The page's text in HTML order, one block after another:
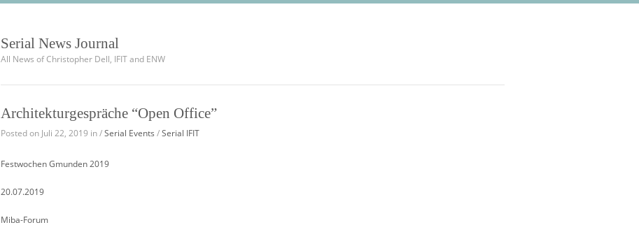
Serial News Journal
All News of Christopher Dell, IFIT and ENW
Architekturgespräche “Open Office”
Posted on Juli 22, 2019 in /Serial Events /Serial IFIT
Festwochen Gmunden 2019
20.07.2019
Miba-Forum